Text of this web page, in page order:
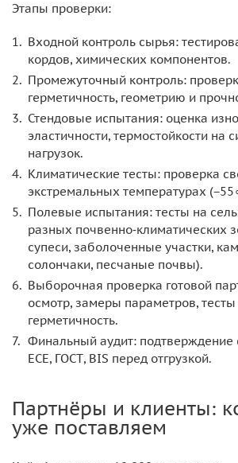
Этапы проверки:
Входной контроль сырья:
кордов, химических компонентов.
Промежуточный контроль:
герметичность, геометрию и
Стендовые испытания: оценка
эластичности, термостойкости на
нагрузок.
Климатические тесты: проверка
экстремальных температурах
Полевые испытания: тесты на
разных почвенно‑климатических
супеси, заболоченные участки,
солончаки, песчаные почвы).
Выборочная проверка готовой
осмотр, замеры параметров, тесты
герметичность.
Финальный аудит: подтверждение
ECE, ГОСТ, BIS перед отгрузкой.
Партнёры и клиенты:
уже поставляем